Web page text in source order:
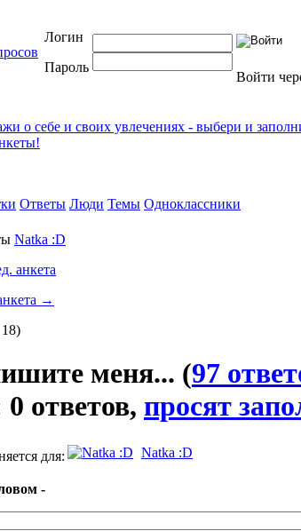
Логин
Пароль
Войти
о себе и своих увлечениях - выбери и
Ответы Люди Темы Одноклассники
Natka :D
анкета
→
меня... (97
ответов, просят
для: Natka :D
-